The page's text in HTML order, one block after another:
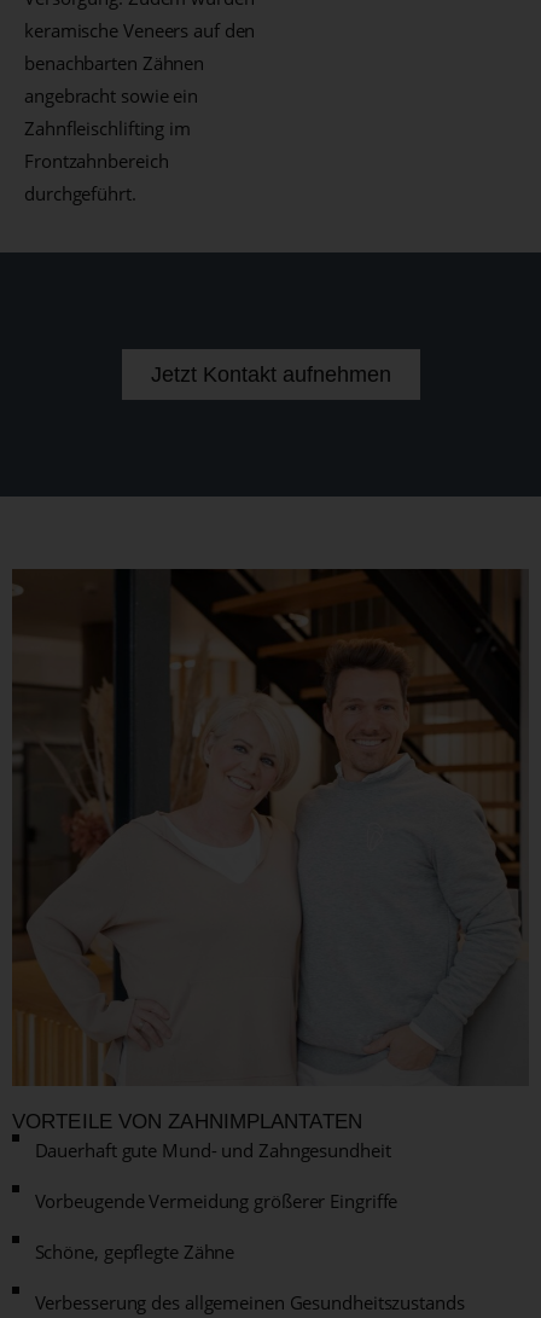
keramische Veneers auf den
benachbarten Zähnen
angebracht sowie ein
Zahnfleischlifting im
Frontzahnbereich
durchgeführt.
Jetzt Kontakt aufnehmen
VORTEILE VON ZAHNIMPLANTATEN
Dauerhaft gute Mund- und Zahngesundheit
Vorbeugende Vermeidung größerer Eingriffe
Schöne, gepflegte Zähne
Verbesserung des allgemeinen Gesundheitszustands